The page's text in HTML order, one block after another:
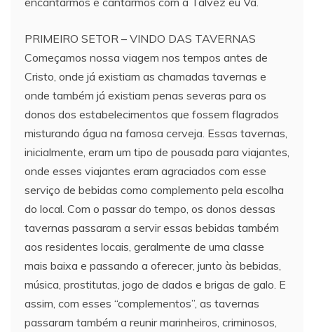
PRIMEIRO SETOR – VINDO DAS TAVERNAS
Começamos nossa viagem nos tempos antes de
Cristo, onde já existiam as chamadas tavernas e
onde também já existiam penas severas para os
donos dos estabelecimentos que fossem flagrados
misturando água na famosa cerveja. Essas tavernas,
inicialmente, eram um tipo de pousada para viajantes,
onde esses viajantes eram agraciados com esse
serviço de bebidas como complemento pela escolha
do local. Com o passar do tempo, os donos dessas
tavernas passaram a servir essas bebidas também
aos residentes locais, geralmente de uma classe
mais baixa e passando a oferecer, junto às bebidas,
música, prostitutas, jogo de dados e brigas de galo. E
assim, com esses “complementos”, as tavernas
passaram também a reunir marinheiros, criminosos,